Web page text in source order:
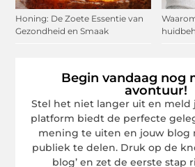
Honing: De Zoete Essentie van
Gezondheid en Smaak
Begin vandaag nog
avontuur!
Stel het niet langer uit en meld
platform biedt de perfecte
mening te uiten en jouw blog
publiek te delen. Druk op de
blog’ en zet de eerste stap